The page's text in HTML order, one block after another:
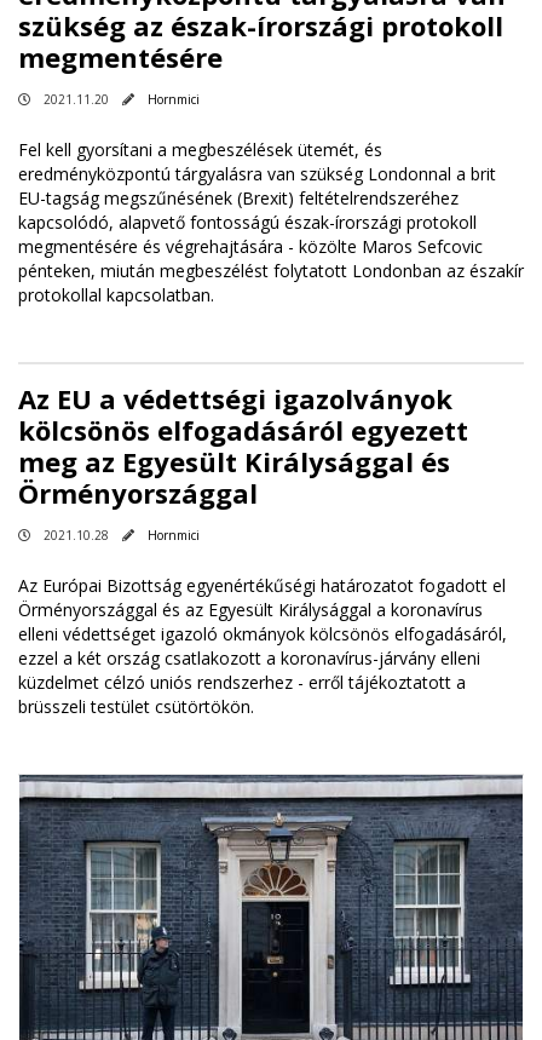
szükség az észak-írországi protokoll
megmentésére
2021.11.20 Hornmici
Fel kell gyorsítani a megbeszélések ütemét, és
eredményközpontú tárgyalásra van szükség Londonnal a brit
EU-tagság megszűnésének (Brexit) feltételrendszeréhez
kapcsolódó, alapvető fontosságú észak-írországi protokoll
megmentésére és végrehajtására - közölte Maros Sefcovic
pénteken, miután megbeszélést folytatott Londonban az északír
protokollal kapcsolatban.
Az EU a védettségi igazolványok
kölcsönös elfogadásáról egyezett
meg az Egyesült Királysággal és
Örményországgal
2021.10.28 Hornmici
Az Európai Bizottság egyenértékűségi határozatot fogadott el
Örményországgal és az Egyesült Királysággal a koronavírus
elleni védettséget igazoló okmányok kölcsönös elfogadásáról,
ezzel a két ország csatlakozott a koronavírus-járvány elleni
küzdelmet célzó uniós rendszerhez - erről tájékoztatott a
brüsszeli testület csütörtökön.